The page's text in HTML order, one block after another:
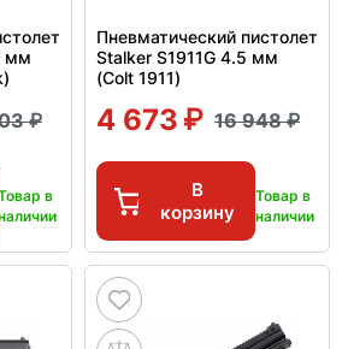
мм
в
Пневматический пистолет
Stalker S1911G 4.5 мм
(Colt 1911)
4 673 16 948
В
корзину
Товар в
наличии